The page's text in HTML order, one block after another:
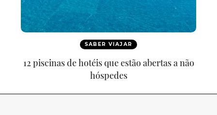
SABER VIAJAR
12 piscinas de hotéis que estão abertas a não
hóspedes